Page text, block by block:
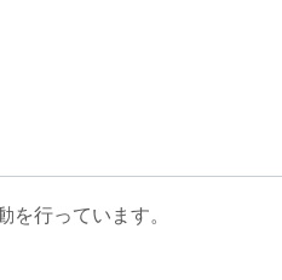
行っています。